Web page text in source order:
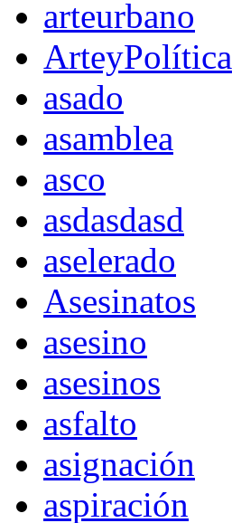
arteurbano
ArteyPolítica
asado
asamblea
asco
asdasdasd
aselerado
Asesinatos
asesino
asesinos
asfalto
asignación
aspiración